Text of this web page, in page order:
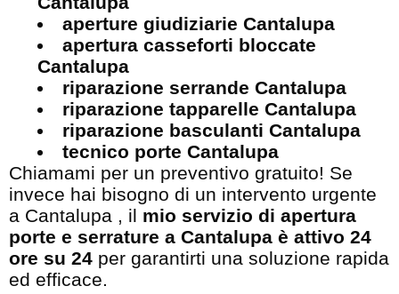
aperture giudiziarie Cantalupa
apertura casseforti bloccate
Cantalupa
riparazione serrande Cantalupa
riparazione tapparelle Cantalupa
riparazione basculanti Cantalupa
tecnico porte Cantalupa
Chiamami per un preventivo gratuito! Se
invece hai bisogno di un intervento urgente
a Cantalupa , il mio servizio di apertura
porte e serrature a Cantalupa è attivo 24
ore su 24 per garantirti una soluzione rapida
ed efficace.